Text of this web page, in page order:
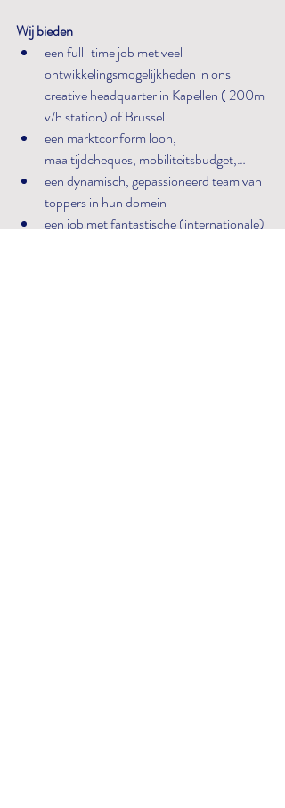
Wij bieden
een full-time job met veel
ontwikkelingsmogelijkheden in ons
creative headquarter in Kapellen ( 200m
v/h station) of Brussel
een marktconform loon,
maaltijdcheques, mobiliteitsbudget,…
een dynamisch, gepassioneerd team van
toppers in hun domein
een job met fantastische (internationale)